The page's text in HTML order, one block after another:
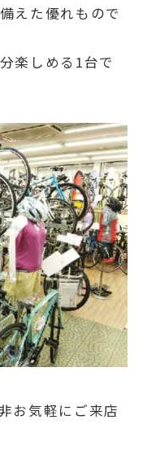
えた優れもので
楽しめる1台で
お気軽にご来店